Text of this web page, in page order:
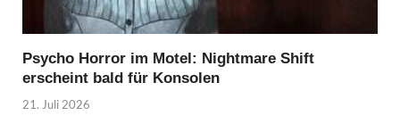
Psycho Horror im Motel: Nightmare Shift
erscheint bald für Konsolen
21. Juli 2026